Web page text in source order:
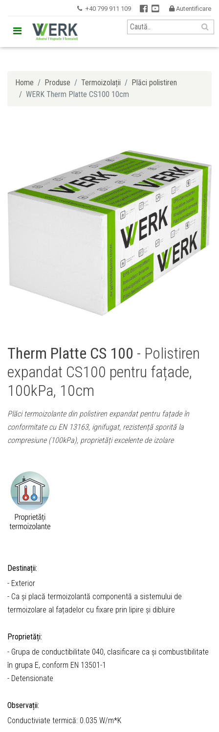
 +40 799 911 109   Autentificare
Home Produse Termoizolații
Plăci polistiren
WERK Therm Platte CS100 10cm
Therm Platte CS 100 - Polistiren
expandat CS100 pentru fațade,
100kPa, 10cm
Plăci termoizolante din polistiren expandat pentru fațade în
conformitate cu EN 13163, ignifugat, rezistență sporită la
compresiune (100kPa), proprietăți excelente de izolare
Destinații:
- Exterior
- Ca și placă termoizolantă componentă a sistemului de
termoizolare al fațadelor cu fixare prin lipire și dibluire
Proprietăți:
- Grupa de conductibilitate 040, clasificare ca și combustibilitate
în grupa E, conform EN 13501-1
- Detensionate
Observații:
Conductiviate termică: 0.035 W/m*K